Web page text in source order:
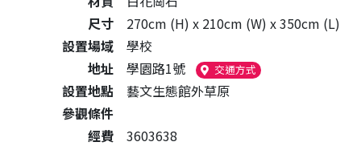
尺寸
270cm (H) x 210cm (W) x 350cm (L)
設置場域
學校
地址
學園路1號 交通方式（另開新視窗）
設置地點
藝文生態館外草原
參觀條件
經費
3603638